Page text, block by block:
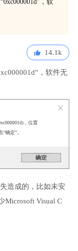
，软
14.1k
，软件无
，位置
确定”。
造成的，比如未安
Microsoft Visual C